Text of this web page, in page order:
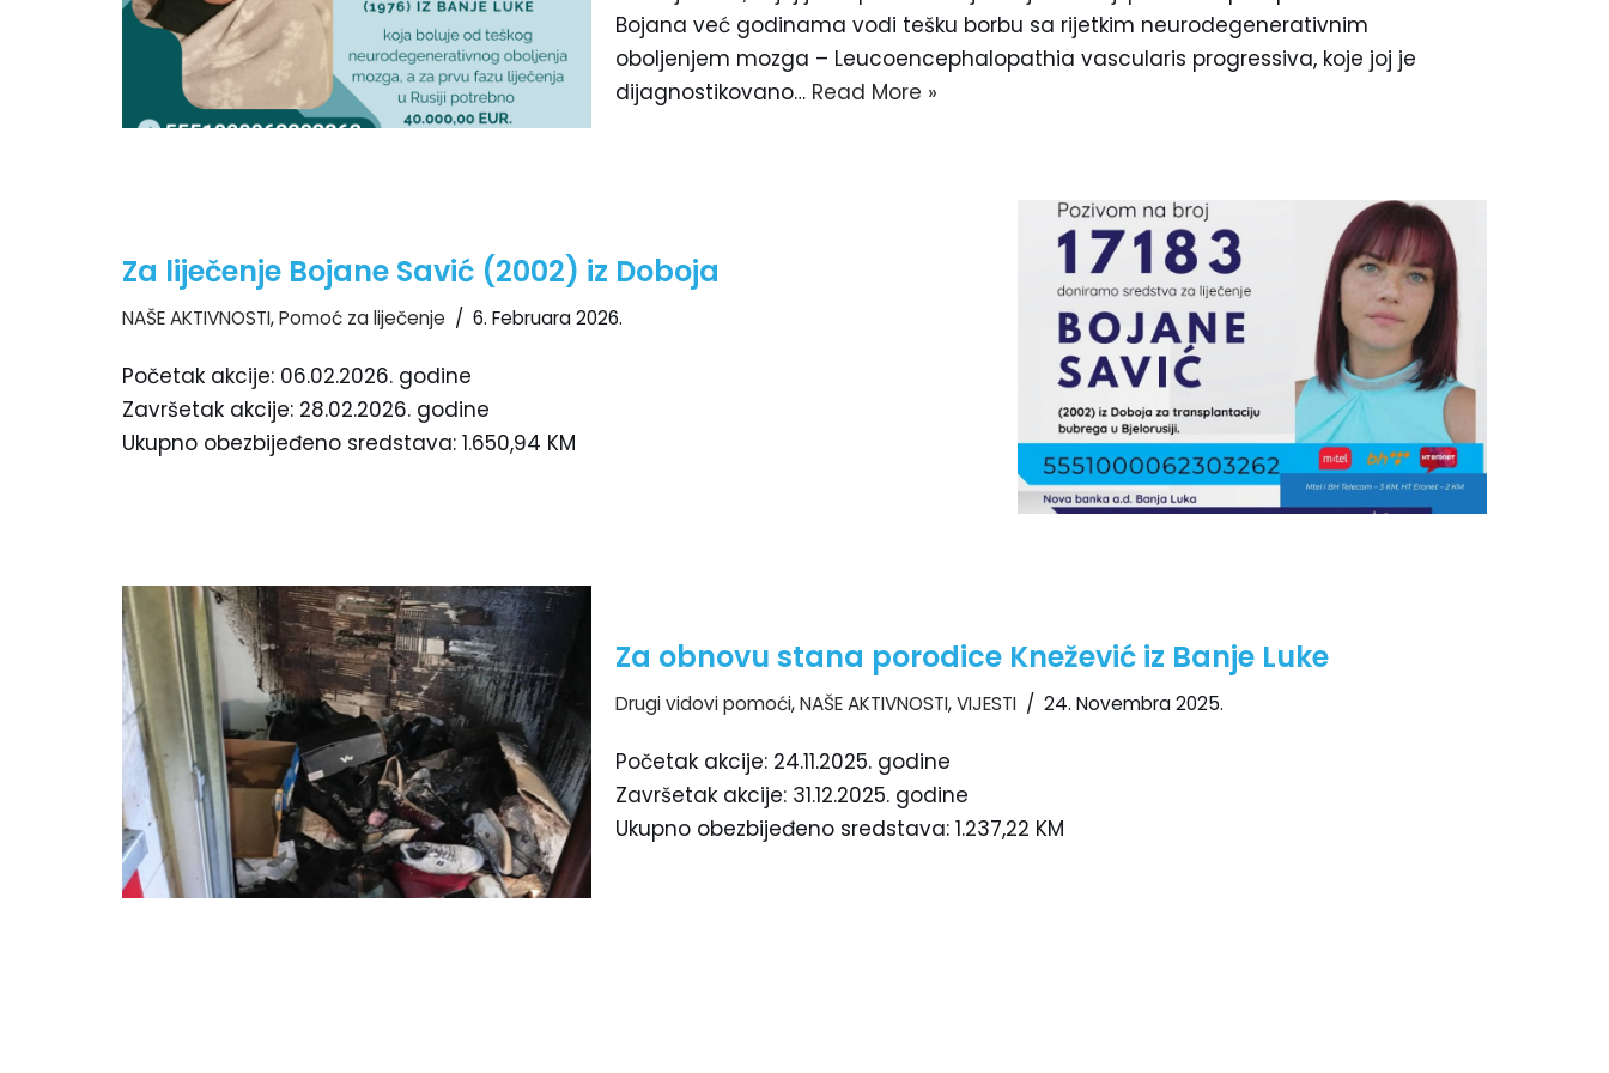
Bojana već godinama vodi tešku borbu sa rijetkim neurodegenerativnim
oboljenjem mozga – Leucoencephalopathia vascularis progressiva, koje joj je
dijagnostikovano… Read More »
Za liječenje Bojane Savić (2002) iz Doboja
NAŠE AKTIVNOSTI,Pomoć za liječenje 6. Februara 2026.
Početak akcije: 06.02.2026. godine
Završetak akcije: 28.02.2026. godine
Ukupno obezbijeđeno sredstava: 1.650,94 KM
Za obnovu stana porodice Knežević iz Banje Luke
Drugi vidovi pomoći,NAŠE AKTIVNOSTI,VIJESTI 24. Novembra 2025.
Početak akcije: 24.11.2025. godine
Završetak akcije: 31.12.2025. godine
Ukupno obezbijeđeno sredstava: 1.237,22 KM